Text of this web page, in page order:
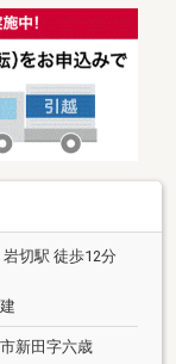
岩切駅 徒歩12分
新田字六歳